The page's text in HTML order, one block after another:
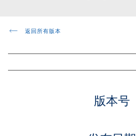
返回所有版本
版本号